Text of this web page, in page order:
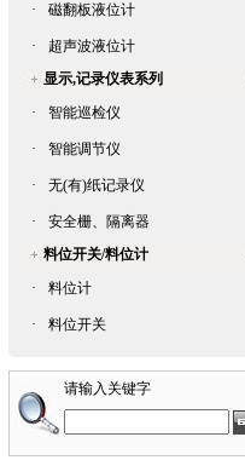
· 磁翻板液位计
·
超声波液位计
显示,记录仪表系列
·
智能巡检仪
· 智能调节仪
· 无(有)纸记录仪
·
安全栅、隔离器
料位开关/料位计
·
料位计
· 料位开关
请输入关键字